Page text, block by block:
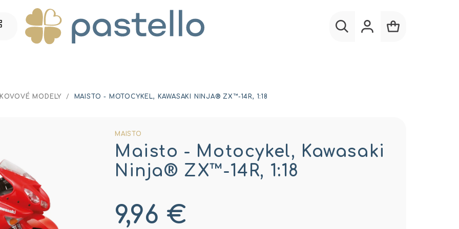
MODELY / MAISTO - MOTOCYKEL, KAWASAKI NINJA® ZX™-14R, 1:18
MAISTO
Maisto - Motocykel, Kawasaki
Ninja® ZX™-14R, 1:18
9,96 €